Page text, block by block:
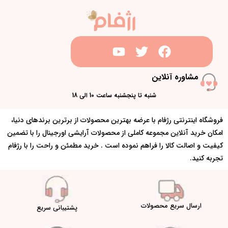
مشاوره آنلاین
شنبه تا پنجشنبه ساعت 10 الی 18
فروشگاه اینترنتی رژفام با عرضه بهترین محصولات از برترین برندهای دنیا،
امکان خرید آنلاین مجموعه کاملی از محصولات آرایشی اورجینال را با تضمین
کیفیت و اصالت کالا را فراهم نموده است . خرید مطمئن و راحت را با رژفام
تجربه کنید.
ارسال سریع محصولات پشتیبانی سریع